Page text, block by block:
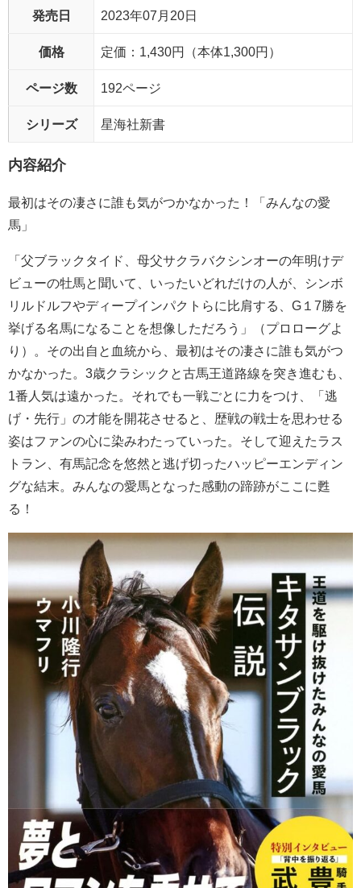
発売日 2023年07月20日
価格 定価：1,430円（本体1,300円）
ページ数 192ページ
シリーズ 星海社新書
内容紹介
最初はその凄さに誰も気がつかなかった！「みんなの愛
馬」
「父ブラックタイド、母父サクラバクシンオーの年明けデ
ビューの牡馬と聞いて、いったいどれだけの人が、シンボ
リルドルフやディープインパクトらに比肩する、G１7勝を
挙げる名馬になることを想像しただろう」（プロローグよ
り）。その出自と血統から、最初はその凄さに誰も気がつ
かなかった。3歳クラシックと古馬王道路線を突き進むも、
1番人気は遠かった。それでも一戦ごとに力をつけ、「逃
げ・先行」の才能を開花させると、歴戦の戦士を思わせる
姿はファンの心に染みわたっていった。そして迎えたラス
トラン、有馬記念を悠然と逃げ切ったハッピーエンディン
グな結末。みんなの愛馬となった感動の蹄跡がここに甦
る！